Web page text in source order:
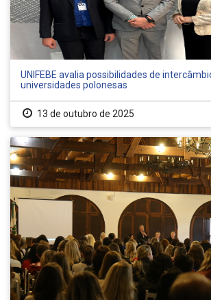
UNIFEBE avalia possibilidades de
universidades polonesas
13 de outubro de 2025